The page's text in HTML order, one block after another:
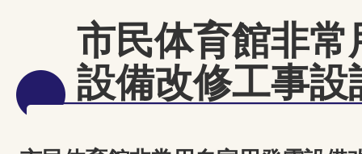
市民体育館非
設備改修工事設